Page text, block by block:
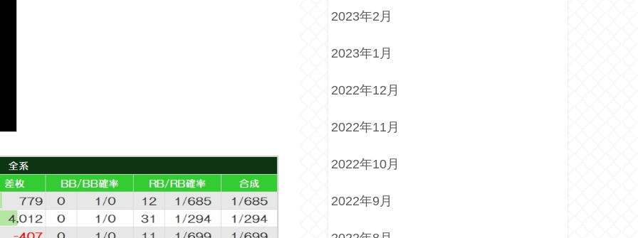
2023年2月
2023年1月
2022年12月
2022年11月
2022年10月
2022年9月